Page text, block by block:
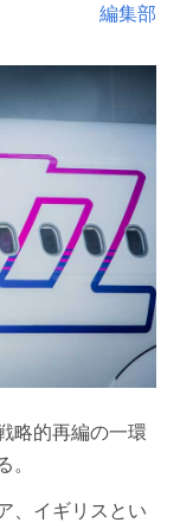
編集部
略的再編の一環
、イギリスとい